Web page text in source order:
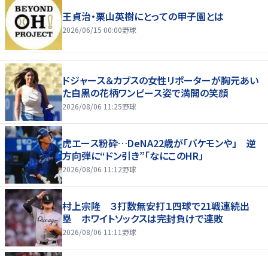
王貞治・栗山英樹にとっての甲子園とは
2026/06/15 00:00野球
ドジャース＆カブスの女性リポーターが胸元あい
た白黒の花柄ワンピース姿で満開の笑顔
2026/08/06 11:25野球
虎エース粉砕…DeNA22歳が「バケモンや」 逆
方向弾に“ドン引き”「なにこのHR」
2026/08/06 11:12野球
村上宗隆 ３打数無安打１四球で21戦連続出
塁 ホワイトソックスは完封負けで連敗
2026/08/06 11:11 野球